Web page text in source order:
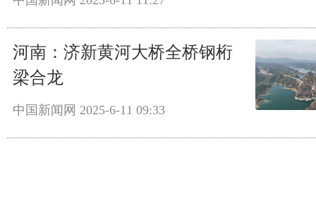
河南：济新黄河大桥全桥钢桁
梁合龙
中国新闻网 2025-6-11 09:33